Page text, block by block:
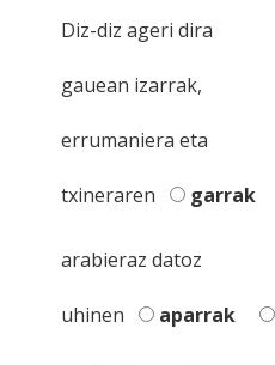
Diz-diz ageri dira
gauean izarrak,
errumaniera eta
txineraren garrak
arabieraz datoz
uhinen aparrak